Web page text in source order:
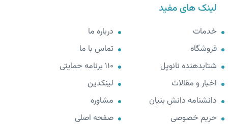
لینک های مفید
خدمات
فروشگاه
شتابدهنده نانوپل
اخبار و مقالات
دانشنامه دانش بنیان
حریم خصوصی
درباره ما
تماس با ما
110 برنامه حمایتی
لینکدین
مشاوره
صفحه اصلی